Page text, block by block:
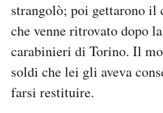
strangolò; poi gettarono il
che venne ritrovato dopo
carabinieri di Torino. Il
soldi che lei gli aveva
farsi restituire.